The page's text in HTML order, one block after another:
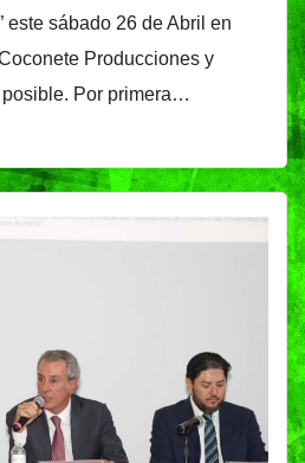
este sábado 26 de Abril en
Producciones y
Por primera…